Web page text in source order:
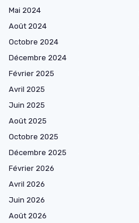
Mai 2024
Août 2024
Octobre 2024
Décembre 2024
Février 2025
Avril 2025
Juin 2025
Août 2025
Octobre 2025
Décembre 2025
Février 2026
Avril 2026
Juin 2026
Août 2026